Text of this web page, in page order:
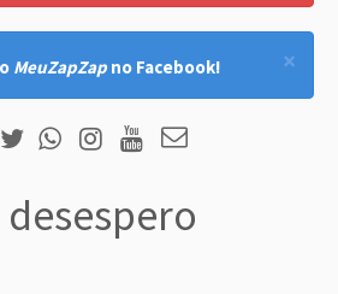
×
MeuZapZap no Facebook!